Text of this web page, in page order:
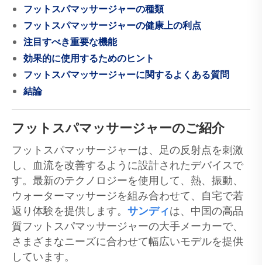
フットスパマッサージャーの種類
フットスパマッサージャーの健康上の利点
注目すべき重要な機能
効果的に使用するためのヒント
フットスパマッサージャーに関するよくある質問
結論
フットスパマッサージャーのご紹介
フットスパマッサージャーは、足の反射点を刺激
し、血流を改善するように設計されたデバイスで
す。最新のテクノロジーを使用して、熱、振動、
ウォーターマッサージを組み合わせて、自宅で若
返り体験を提供します。 サンディは、中国の高品
質フットスパマッサージャーの大手メーカーで、
さまざまなニーズに合わせて幅広いモデルを提供
しています。